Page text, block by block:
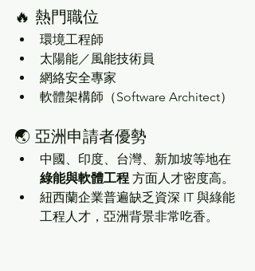
🔥 熱門職位
環境工程師
太陽能／風能技術員
網絡安全專家
軟體架構師（Software Architect）
🌏 亞洲申請者優勢
中國、印度、台灣、新加坡等地在
綠能與軟體工程 方面人才密度高。
紐西蘭企業普遍缺乏資深 IT 與綠能
工程人才，亞洲背景非常吃香。